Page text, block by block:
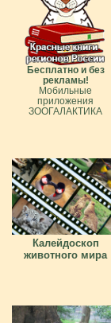
Бесплатно и без
рекламы!
Мобильные
приложения
ЗООГАЛАКТИКА
Калейдоскоп
животного мира